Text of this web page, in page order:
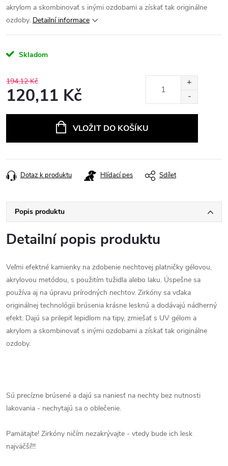
akrylom a skombinovať s inými ozdobami a získať tak originálne
ozdoby. Detailní informace
Skladom
194,12 Kč
120,11 Kč
VLOŽIT DO KOŠÍKU
Dotaz k produktu Hlídací pes Sdílet
Popis produktu
Detailní popis produktu
Veľmi efektné kamienky na zdobenie nechtovej platničky gélovou,
akrylovou metódou, s použitím tužidla alebo laku. Úspešne sa
používa aj na úpravu prírodných nechtov. Zirkóny sa vďaka
originálnej technológii brúsenia krásne lesknú a dodávajú nádherný
efekt. Dajú sa prilepiť lepidlom na tipy, zmiešať s UV gélom a
akrylom a skombinovať s inými ozdobami a získať tak originálne
ozdoby.
Sú precízne brúsené a dajú sa naniesť na nechty bez nutnosti
lakovania - nechytajú sa o oblečenie.
Pamätajte! Zirkóny ničím nezakrývajte - vtedy bude ich lesk
najväčší!!!